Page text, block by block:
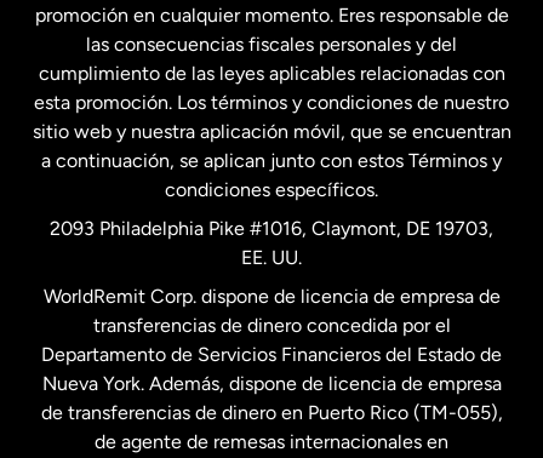
Malasia
Nueva Zelanda
Países Bajos
Suecia
promoción en cualquier momento. Eres responsable de
las consecuencias fiscales personales y del
cumplimiento de las leyes aplicables relacionadas con
esta promoción. Los términos y condiciones de nuestro
sitio web y nuestra aplicación móvil, que se encuentran
a continuación, se aplican junto con estos Términos y
condiciones específicos.
2093 Philadelphia Pike #1016, Claymont, DE 19703,
EE. UU.
WorldRemit Corp. dispone de licencia de empresa de
transferencias de dinero concedida por el
Departamento de Servicios Financieros del Estado de
Nueva York. Además, dispone de licencia de empresa
de transferencias de dinero en Puerto Rico (TM-055),
de agente de remesas internacionales en